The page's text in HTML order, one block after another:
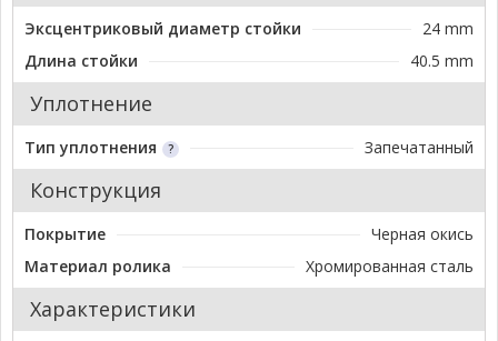
Эксцентриковый диаметр стойки
24 mm
Длина стойки
40.5 mm
Уплотнение
Тип уплотнения Запечатанный
Конструкция
Покрытие
Черная окись
Материал ролика
Хромированная сталь
Характеристики